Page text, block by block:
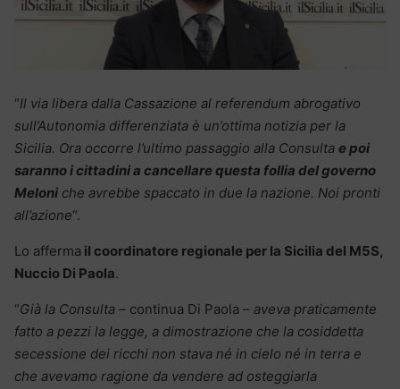
“Il via libera dalla Cassazione al referendum abrogativo
sull’Autonomia differenziata è un’ottima notizia per la
Sicilia. Ora occorre l’ultimo passaggio alla Consulta e poi
saranno i cittadini a cancellare questa follia del governo
Meloni che avrebbe spaccato in due la nazione. Noi pronti
all’azione“.
Lo afferma il coordinatore regionale per la Sicilia del M5S,
Nuccio Di Paola.
“Già la Consulta – continua Di Paola – aveva praticamente
fatto a pezzi la legge, a dimostrazione che la cosiddetta
secessione dei ricchi non stava né in cielo né in terra e
che avevamo ragione da vendere ad osteggiarla